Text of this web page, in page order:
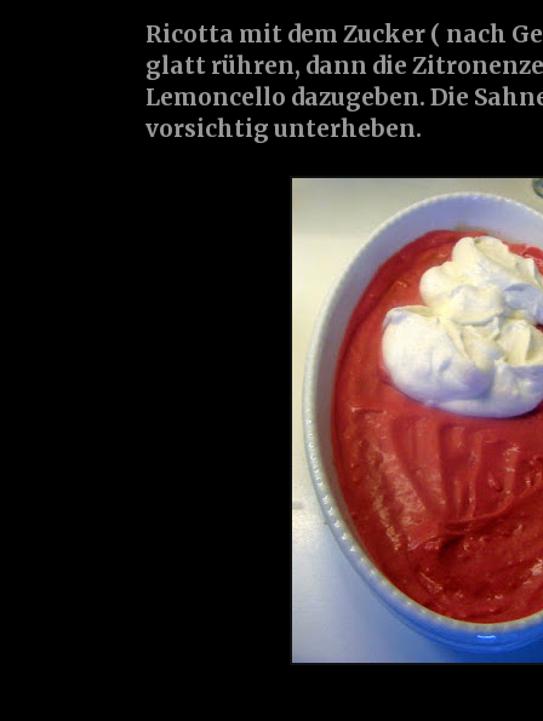
Ricotta mit dem Zucker ( nach
glatt rühren, dann die
Lemoncello dazugeben. Die
vorsichtig unterheben.